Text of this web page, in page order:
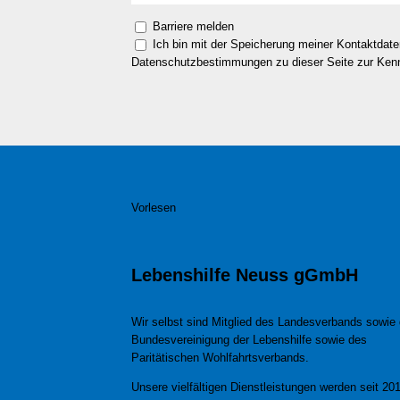
Barriere melden
Ich bin mit der Speicherung meiner
Datenschutzbestimmungen zu dieser Seite zur
Vorlesen
Lebenshilfe Neuss gGmbH
Wir selbst sind Mitglied des Landesverbands sowie
Bundesvereinigung der Lebenshilfe sowie des
Paritätischen Wohlfahrtsverbands.
Unsere vielfältigen Dienstleistungen werden seit